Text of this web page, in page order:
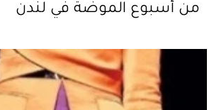
من أسبوع الموضة في لندن